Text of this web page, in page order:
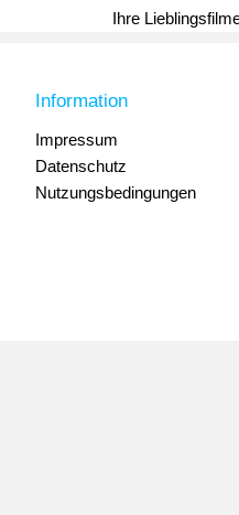
Ihre
Information
Impressum
Datenschutz
Nutzungsbedingungen